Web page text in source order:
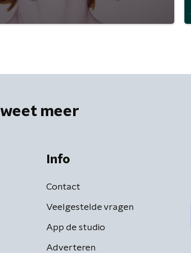
weet meer
Info
Contact
Veelgestelde vragen
App de studio
Adverteren